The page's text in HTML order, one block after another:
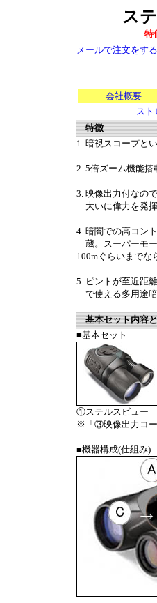
ス
特
メールで注文をする
会社概要
ス
特徴
1. 暗視スコープと
2. 5倍ズーム機能
3. 映像出力付なの
大いに偉力を発揮
4. 暗闇での高コン
蔵。スーパーモ
100mぐらいまでな
5. ピントが至近距
で使える多用途暗
基本セット内容と
■基本セット
①ステルスビュー
※「③映像出力コー
■機器構成(仕組み)